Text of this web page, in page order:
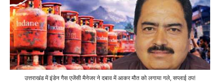
उत्तराखंड में इंडेन गैस एजेंसी मैनेजर ने दबाव में आकर मौत को लगाया गले, सप्लाई ठप!